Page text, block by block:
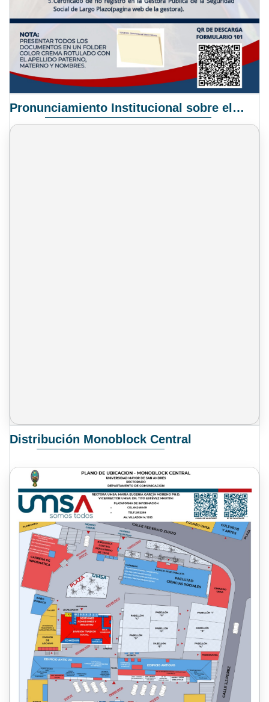
Pronunciamiento Institucional sobre el Proyecto de Ley N° 068/2025-2026 C.S.
Distribución Monoblock Central